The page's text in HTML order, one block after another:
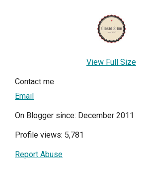
View Full Size
Contact me
Email
On Blogger since: December 2011
Profile views: 5,781
Report Abuse